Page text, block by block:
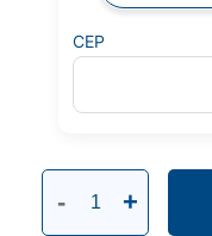
- +
CEP